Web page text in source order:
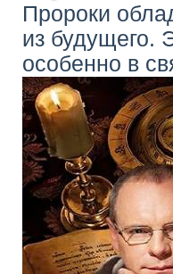
Пророки
из будущего.
особенно в